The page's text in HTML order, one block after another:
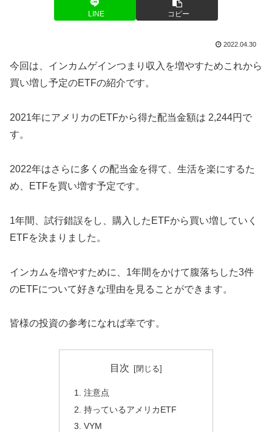
LINE コピー
2022.04.30
今回は、インカムゲインつまり収入を増やすためこれから
買い増し予定のETFの紹介です。
2021年にアメリカのETFから得た配当金額は 2,244円で
す。
2022年はさらに多くの配当金を得て、生活を楽にするた
め、ETFを買い増す予定です。
1年間、試行錯誤をし、購入したETFから買い増していく
ETFを決まりました。
インカムを増やすために、1年間をかけて腹落ちした3件
のETFについて好きな理由を見ることができます。
皆様の投資の参考になれば幸です。
目次
注意点
持っているアメリカETF
VYM